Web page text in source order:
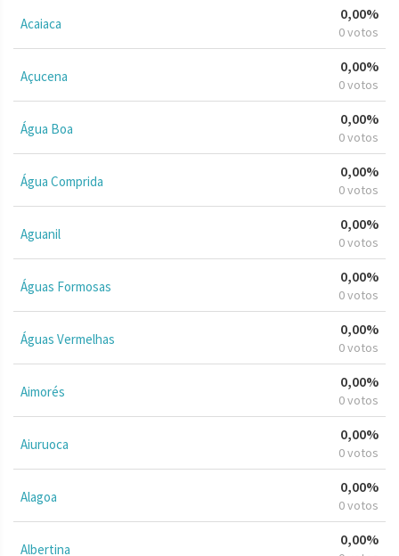
Acaiaca
0,00%
0 votos
Açucena
0,00%
0 votos
Água Boa
0,00%
0 votos
Água Comprida
0,00%
0 votos
Aguanil
0,00%
0 votos
Águas Formosas
0,00%
0 votos
Águas Vermelhas
0,00%
0 votos
Aimorés
0,00%
0 votos
Aiuruoca
0,00%
0 votos
Alagoa
0,00%
0 votos
Albertina
0,00%